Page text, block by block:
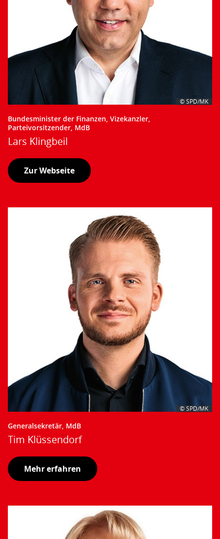
© SPD/MK
Bundesminister der Finanzen, Vizekanzler,
Parteivorsitzender, MdB
Lars Klingbeil
Zur Webseite
© SPD/MK
Generalsekretär, MdB
Tim Klüssendorf
Mehr erfahren